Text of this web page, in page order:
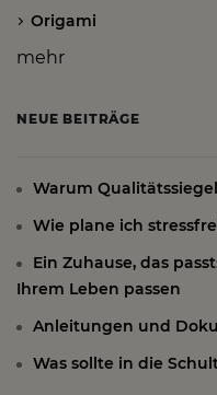
Origami
mehr
NEUE BEITRÄGE
Warum
Wie plane ich
Ein Zuhause, das
Ihrem Leben passen
Anleitungen und
Was sollte in die